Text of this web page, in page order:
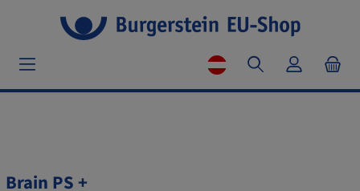
Brain PS +